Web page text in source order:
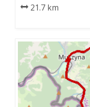
21.7 km